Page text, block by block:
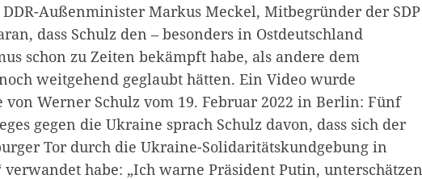
Außenminister Markus Meckel, Mitbegründer der SDP
dass Schulz den – besonders in Ostdeutschland
schon zu Zeiten bekämpft habe, als andere dem
weitgehend geglaubt hätten. Ein Video wurde
von Werner Schulz vom 19. Februar 2022 in Berlin: Fünf
gegen die Ukraine sprach Schulz davon, dass sich der
Tor durch die Ukraine-Solidaritätskundgebung in
habe: „Ich warne Präsident Putin, unterschätzen